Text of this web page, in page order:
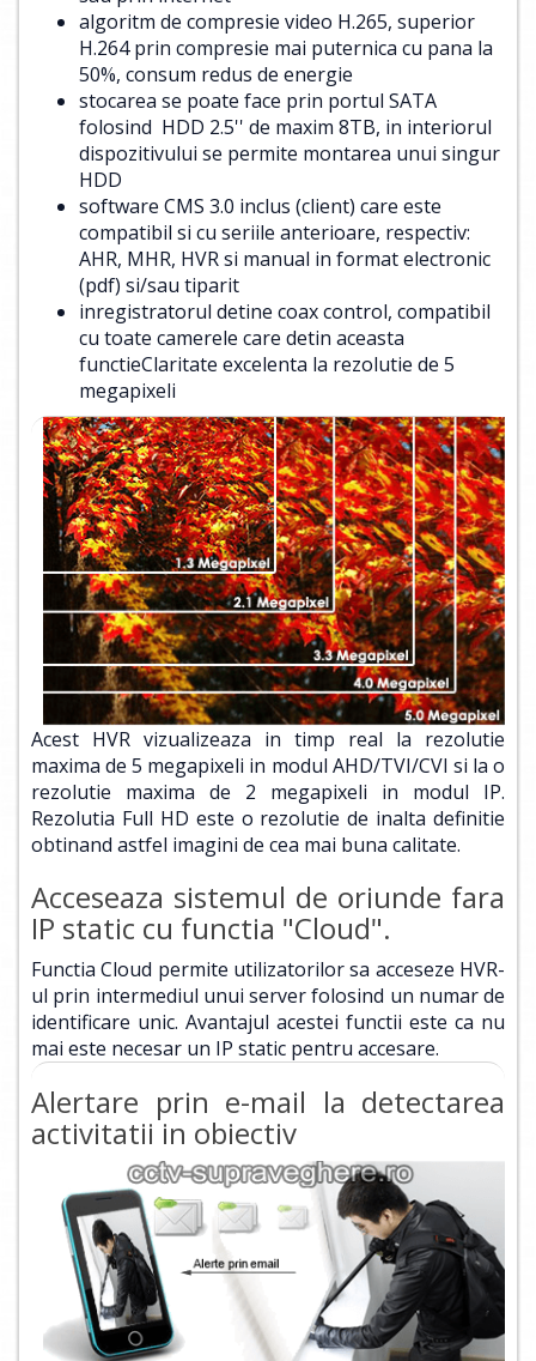
algoritm de compresie video H.265, superior
H.264 prin compresie mai puternica cu pana la
50%, consum redus de energie
stocarea se poate face prin portul SATA
folosind HDD 2.5'' de maxim 8TB, in interiorul
dispozitivului se permite montarea unui singur
HDD
software CMS 3.0 inclus (client) care este
compatibil si cu seriile anterioare, respectiv:
AHR, MHR, HVR si manual in format electronic
(pdf) si/sau tiparit
inregistratorul detine coax control, compatibil
cu toate camerele care detin aceasta
functieClaritate excelenta la rezolutie de 5
megapixeli
Acest HVR vizualizeaza in timp real la rezolutie
maxima de 5 megapixeli in modul AHD/TVI/CVI si la o
rezolutie maxima de 2 megapixeli in modul IP.
Rezolutia Full HD este o rezolutie de inalta definitie
obtinand astfel imagini de cea mai buna calitate.
Acceseaza sistemul de oriunde fara
IP static cu functia "Cloud".
Functia Cloud permite utilizatorilor sa acceseze HVR-
ul prin intermediul unui server folosind un numar de
identificare unic. Avantajul acestei functii este ca nu
mai este necesar un IP static pentru accesare.
Alertare prin e-mail la detectarea
activitatii in obiectiv